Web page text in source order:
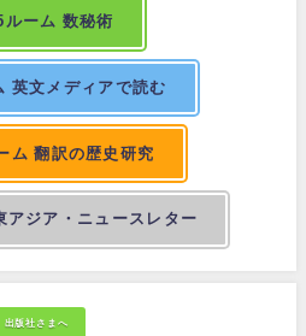
ルーム 数秘術
英文メディアで読む
ム 翻訳の歴史研究
アジア・ニュースレター
出版社さまへ